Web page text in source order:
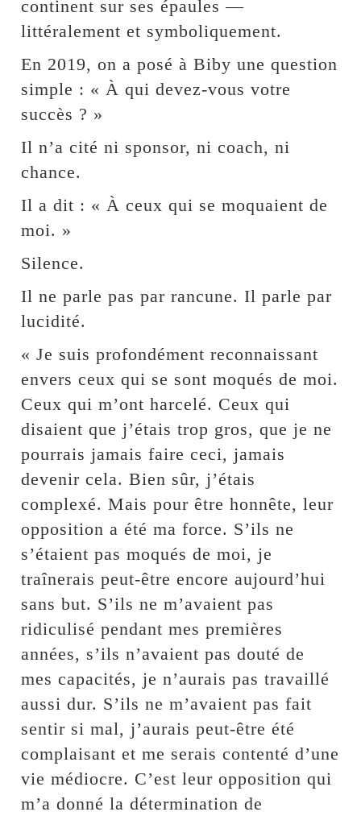
continent sur ses épaules —
littéralement et symboliquement.
En 2019, on a posé à Biby une question
simple : « À qui devez-vous votre
succès ? »
Il n’a cité ni sponsor, ni coach, ni
chance.
Il a dit : « À ceux qui se moquaient de
moi. »
Silence.
Il ne parle pas par rancune. Il parle par
lucidité.
« Je suis profondément reconnaissant
envers ceux qui se sont moqués de moi.
Ceux qui m’ont harcelé. Ceux qui
disaient que j’étais trop gros, que je ne
pourrais jamais faire ceci, jamais
devenir cela. Bien sûr, j’étais
complexé. Mais pour être honnête, leur
opposition a été ma force. S’ils ne
s’étaient pas moqués de moi, je
traînerais peut-être encore aujourd’hui
sans but. S’ils ne m’avaient pas
ridiculisé pendant mes premières
années, s’ils n’avaient pas douté de
mes capacités, je n’aurais pas travaillé
aussi dur. S’ils ne m’avaient pas fait
sentir si mal, j’aurais peut-être été
complaisant et me serais contenté d’une
vie médiocre. C’est leur opposition qui
m’a donné la détermination de